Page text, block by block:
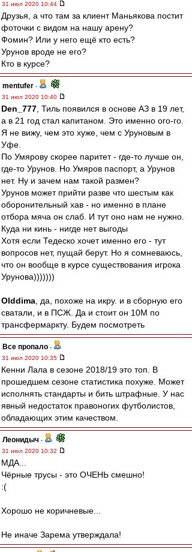
31 июл 2020 10:44
Друзья, а что там за клиент Маньякова постит
фоточки с видом на нашу арену?
Фомин? Или у него ещё кто есть?
Урунов вроде не его?
Кто в курсе?
mentufer -
31 июл 2020 10:40
Den_777 , Тиль появился в основе АЗ в 19 лет,
а в 21 год стал капитаном. Это именно ого-го.
Я не вижу, чем это хуже, чем с Уруновым в
Уфе.
По Умярову скорее паритет - где-то лучше он,
где-то Урунов. Но Умяров паспорт, а Урунов
нет. Ну и зачем нам такой размен?
Урунов может прийти разве что шестым как
оборонительный хав - но именно в плане
отбора мяча он слаб. И тут оно нам не нужно.
Куда ни кинь - нигде нет выгоды
Хотя если Тедеско хочет именно его - тут
вопросов нет, пущай берут. Но я сомневаюсь,
что он вообще в курсе существования игрока
Урунова)))))))
Olddima , да, похоже на икру. и в сборную его
сватали, и в ПСЖ. Да и стоит он 10М по
трансфермаркту. Будем посмотреть
Все пропало -
31 июл 2020 10:35
Кенни Лала в сезоне 2018/19 это топ. В
прошедшем сезоне статистика похуже. Может
исполнять стандарты и бить штрафные. У нас
явный недостаток правоногих футболистов,
обладающих этим качеством.
Леонидыч -
31 июл 2020 10:32
МДА...
Чёрные трусы - это ОЧЕНЬ смешно!
:(
Хорошо не коричневые...
Не иначе Зарема утверждала!